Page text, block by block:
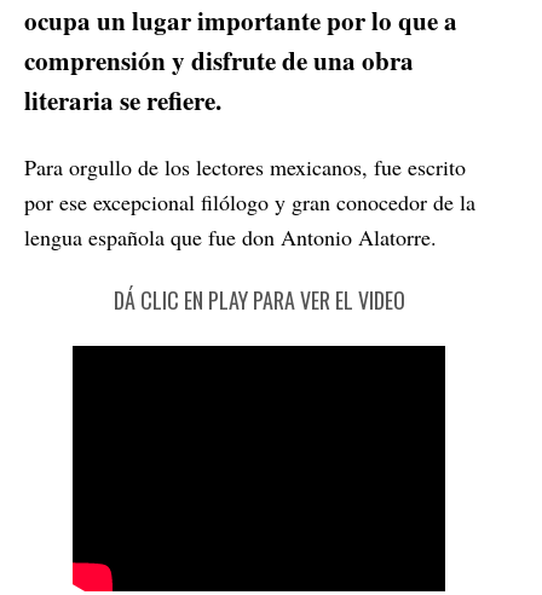
ocupa un lugar importante por lo que a
comprensión y disfrute de una obra
literaria se refiere.
Para orgullo de los lectores mexicanos, fue escrito
por ese excepcional filólogo y gran conocedor de la
lengua española que fue don Antonio Alatorre.
DÁ CLIC EN PLAY PARA VER EL VIDEO